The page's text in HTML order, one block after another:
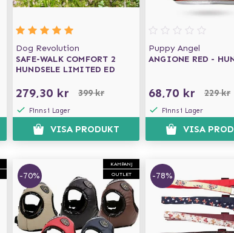
Dog Revolution
SAFE-WALK COMFORT 2
HUNDSELE LIMITED ED
279,30 kr 399 kr
Finns i Lager
VISA PRODUKT
Puppy Angel
ANGIONE RED -
68,70 kr 229 kr
Finns i Lager
VISA
KAMPANJ
OUTLET
-70% -78%